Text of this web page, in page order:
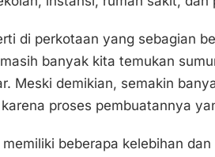
di perkotaan yang sebagian
banyak kita temukan
Meski demikian, semakin
proses pembuatannya
memiliki beberapa kelebihan